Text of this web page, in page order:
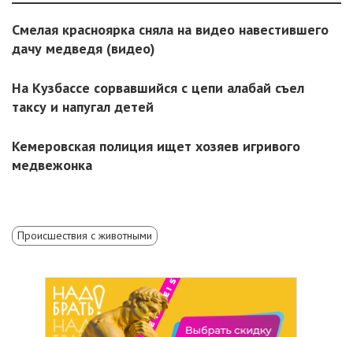
Смелая красноярка сняла на видео навестившего
дачу медведя (видео)
На Кузбассе сорвавшийся с цепи алабай съел
таксу и напугал детей
Кемеровская полиция ищет хозяев игривого
медвежонка
Происшествия с животными